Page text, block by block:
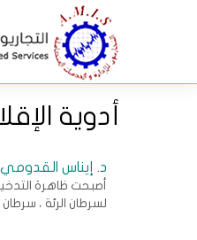
أدوية
د. إيناس القدومي
أصبحت ظاهرة
لسرطان الرئة ،